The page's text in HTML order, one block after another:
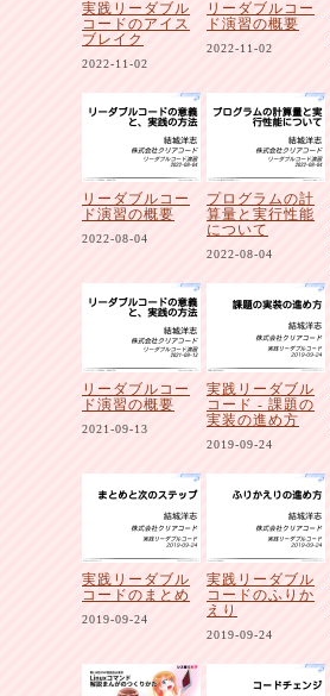
実践リーダブル
コードのアイス
ブレイク
2022-11-02
リーダブルコー
ド演習の概要
2022-11-02
リーダブルコー
ド演習の概要
2022-08-04
プログラムの計
算量と実行性能
について
2022-08-04
リーダブルコー
ド演習の概要
2021-09-13
実践リーダブル
コード - 課題の
実装の進め方
2019-09-24
実践リーダブル
コードのまとめ
2019-09-24
実践リーダブル
コードのふりか
えり
2019-09-24